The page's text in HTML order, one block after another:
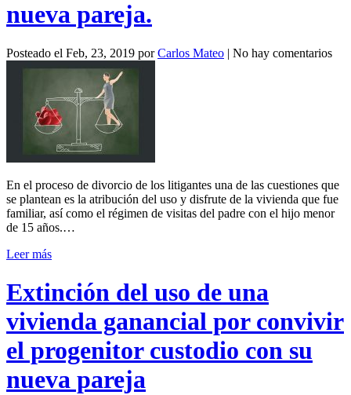
nueva pareja.
Posteado el Feb, 23, 2019 porCarlos Mateo | No hay comentarios
En el proceso de divorcio de los litigantes una de las cuestiones que
se plantean es la atribución del uso y disfrute de la vivienda que fue
familiar, así como el régimen de visitas del padre con el hijo menor
de 15 años.…
Leer más
Extinción del uso de una
vivienda ganancial por convivir
el progenitor custodio con su
nueva pareja